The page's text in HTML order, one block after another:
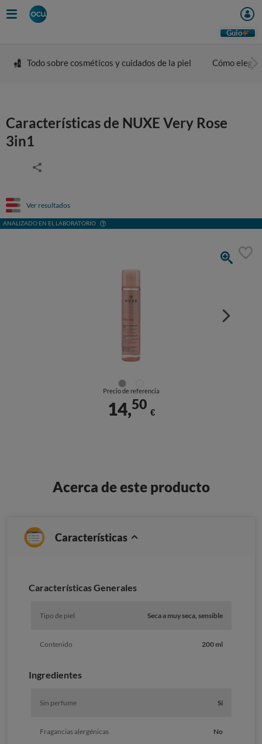
Guio
Todo sobre cosméticos y cuidados de la piel Cómo elegir
Características de NUXE Very Rose
3in1
Ver resultados
ANALIZADO EN EL LABORATORIO
Precio de referencia
14,50
€
Acerca de este producto
Características
Características Generales
Tipo de piel Seca a muy seca, sensible
Contenido 200 ml
Ingredientes
Sin perfume Sí
Fragancias alergénicas No